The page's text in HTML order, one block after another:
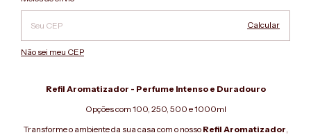
Calcular
Não sei meu CEP
Refil Aromatizador - Perfume Intenso e Duradouro
Opções com 100, 250, 500 e 1000ml
Transforme o ambiente da sua casa com o nosso Refil Aromatizador,